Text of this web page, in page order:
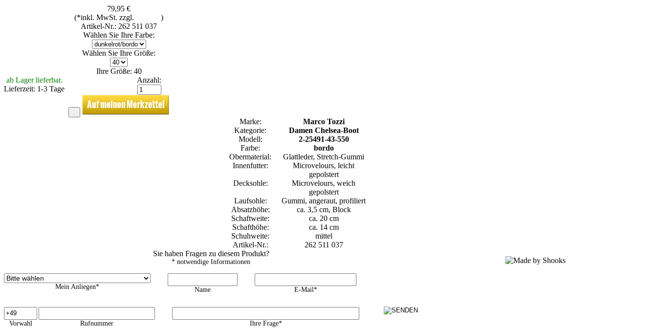
79,95 €
(*inkl. MwSt. zzgl.
)
Artikel-Nr.: 262 511 037
Wählen Sie Ihre Farbe:
Wählen Sie Ihre Größe:
Ihre Größe: 40
ab Lager lieferbar.
Lieferzeit: 1-3 Tage
Anzahl:
Marke:
Marco Tozzi
Kategorie:
Damen Chelsea-Boot
Modell:
2-25491-43-550
Farbe:
bordo
Obermaterial:
Glattleder, Stretch-Gummi
Innenfutter:
Microvelours, leicht
gepolstert
Decksohle:
Microvelours, weich
gepolstert
Laufsohle:
Gummi, angeraut, profiliert
Absatzhöhe:
ca. 3,5 cm, Block
Schaftweite:
ca. 20 cm
Schafthöhe:
ca. 14 cm
Schuhweite:
mittel
Artikel-Nr.:
262 511 037
Sie haben Fragen zu diesem Produkt?
* notwendige Informationen
Mein Anliegen* Name E-Mail*
Vorwahl Rufnummer Ihre Frage*